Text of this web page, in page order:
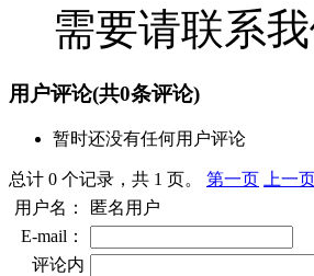
需要请联系我
用户评论(共0条评论)
暂时还没有任何用户评论
总计 0 个记录，共 1 页。 第一页 上一
用户名：
匿名用户
E-mail：
评论内